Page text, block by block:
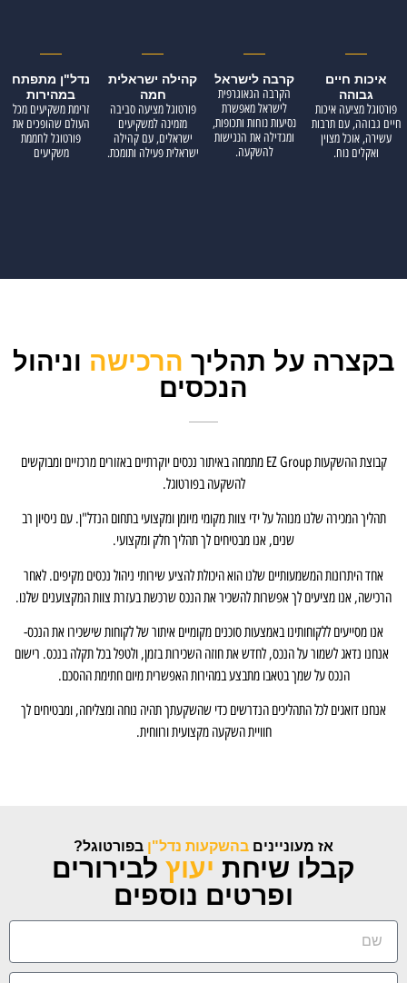
איכות חיים
גבוהה
פורטוגל מציעה איכות
חיים גבוהה, עם תרבות
עשירה, אוכל מצוין
ואקלים נוח.
קרבה לישראל
הקרבה הגאוגרפית
לישראל מאפשרת
נסיעות נוחות ותכופות,
ומגדילה את הנגישות
להשקעה.
קהילה ישראלית
חמה
פורטוגל מציעה סביבה
מזמינה למשקיעים
ישראלים, עם קהילה
ישראלית פעילה ותומכת.
נדל"ן מתפתח
במהירות
זרימת משקיעים מכל
העולם שהופכים את
פורטוגל לחממת
משקיעים
בקצרה על תהליך הרכישה וניהול
הנכסים
קבוצת ההשקעות EZ Group מתמחה באיתור נכסים יוקרתיים באזורים מרכזיים ומבוקשים
להשקעה בפורטוגל.
תהליך המכירה שלנו מנוהל על ידי צוות מקומי מיומן ומקצועי בתחום הנדל"ן. עם ניסיון רב
שנים, אנו מבטיחים לך תהליך חלק ומקצועי.
אחד היתרונות המשמעותיים שלנו הוא היכולת להציע שירותי ניהול נכסים מקיפים. לאחר
הרכישה, אנו מציעים לך אפשרות להשכיר את הנכס שרכשת בעזרת צוות המקצוענים שלנו.
אנו מסייעים ללקוחותינו באמצעות סוכנים מקומיים איתור של לקוחות שישכירו את הנכס-
אנחנו נדאג לשמור על הנכס, לחדש את חוזה השכירות בזמן, ולטפל בכל תקלה בנכס. רישום
הנכס על שמך בטאבו מתבצע במהירות האפשרית מיום חתימת ההסכם.
אנחנו דואגים לכל התהליכים הנדרשים כדי שהשקעתך תהיה נוחה ומצליחה, ומבטיחים לך
חוויית השקעה מקצועית ורווחית.
אז מעוניינים בהשקעות נדל"ן בפורטוגל?
קבלו שיחת יעוץ לבירורים
ופרטים נוספים